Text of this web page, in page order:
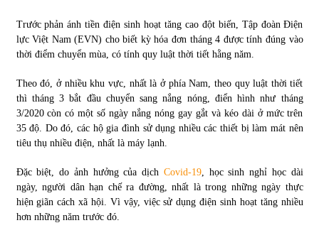
Bất ổn từ các cuộc đấu giá đất ở Thanh Hoá
Tiền gửi vào ngân hàng tiếp tục tăng mạnh
31/05/2022
S&P Ratings cập nhật xếp hạng tín nhiệm của
Vietcombank và Eximbank
31/05/2022
Trước phản ánh tiền điện sinh hoạt tăng cao đột biến, Tập đoàn Điện
lực Việt Nam (EVN) cho biết kỳ hóa đơn tháng 4 được tính đúng vào
thời điểm chuyển mùa, có tính quy luật thời tiết hằng năm.
Theo đó, ở nhiều khu vực, nhất là ở phía Nam, theo quy luật thời tiết
thì tháng 3 bắt đầu chuyển sang nắng nóng, điển hình như tháng
3/2020 còn có một số ngày nắng nóng gay gắt và kéo dài ở mức trên
35 độ. Do đó, các hộ gia đình sử dụng nhiều các thiết bị làm mát nên
tiêu thụ nhiều điện, nhất là máy lạnh.
Đặc biệt, do ảnh hưởng của dịch Covid-19, học sinh nghỉ học dài
ngày, người dân hạn chế ra đường, nhất là trong những ngày thực
hiện giãn cách xã hội. Vì vậy, việc sử dụng điện sinh hoạt tăng nhiều
hơn những năm trước đó.